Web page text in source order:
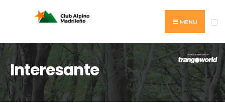
MENU
Interesante
for: